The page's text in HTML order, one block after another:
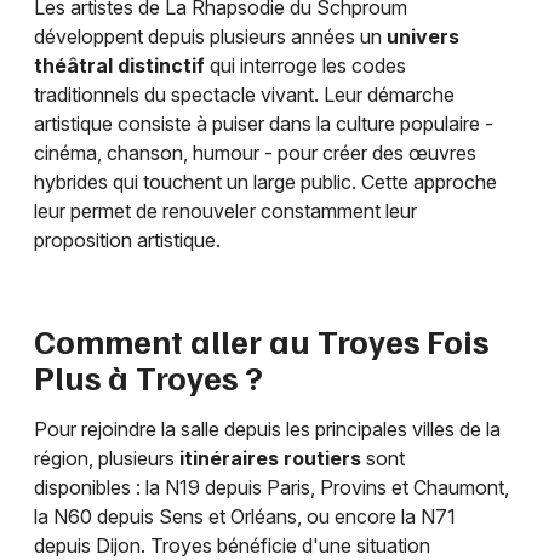
Les artistes de La Rhapsodie du Schproum
développent depuis plusieurs années un univers
théâtral distinctif qui interroge les codes
traditionnels du spectacle vivant. Leur démarche
artistique consiste à puiser dans la culture populaire -
cinéma, chanson, humour - pour créer des œuvres
hybrides qui touchent un large public. Cette approche
leur permet de renouveler constamment leur
proposition artistique.
Comment aller au Troyes Fois
Plus à Troyes ?
Pour rejoindre la salle depuis les principales villes de la
région, plusieurs itinéraires routiers sont
disponibles : la N19 depuis Paris, Provins et Chaumont,
la N60 depuis Sens et Orléans, ou encore la N71
depuis Dijon. Troyes bénéficie d'une situation